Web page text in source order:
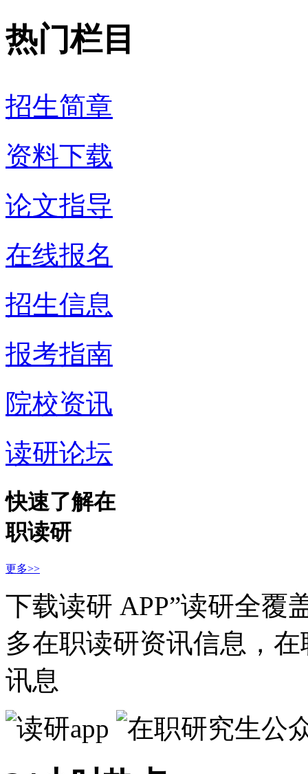
热门栏目
招生简章
资料下载
论文指导
在线报名
招生信息
报考指南
院校资讯
读研论坛
快速了解在
职读研
更多>>
下载读研 APP”读研全覆
多在职读研资讯信息，
讯息